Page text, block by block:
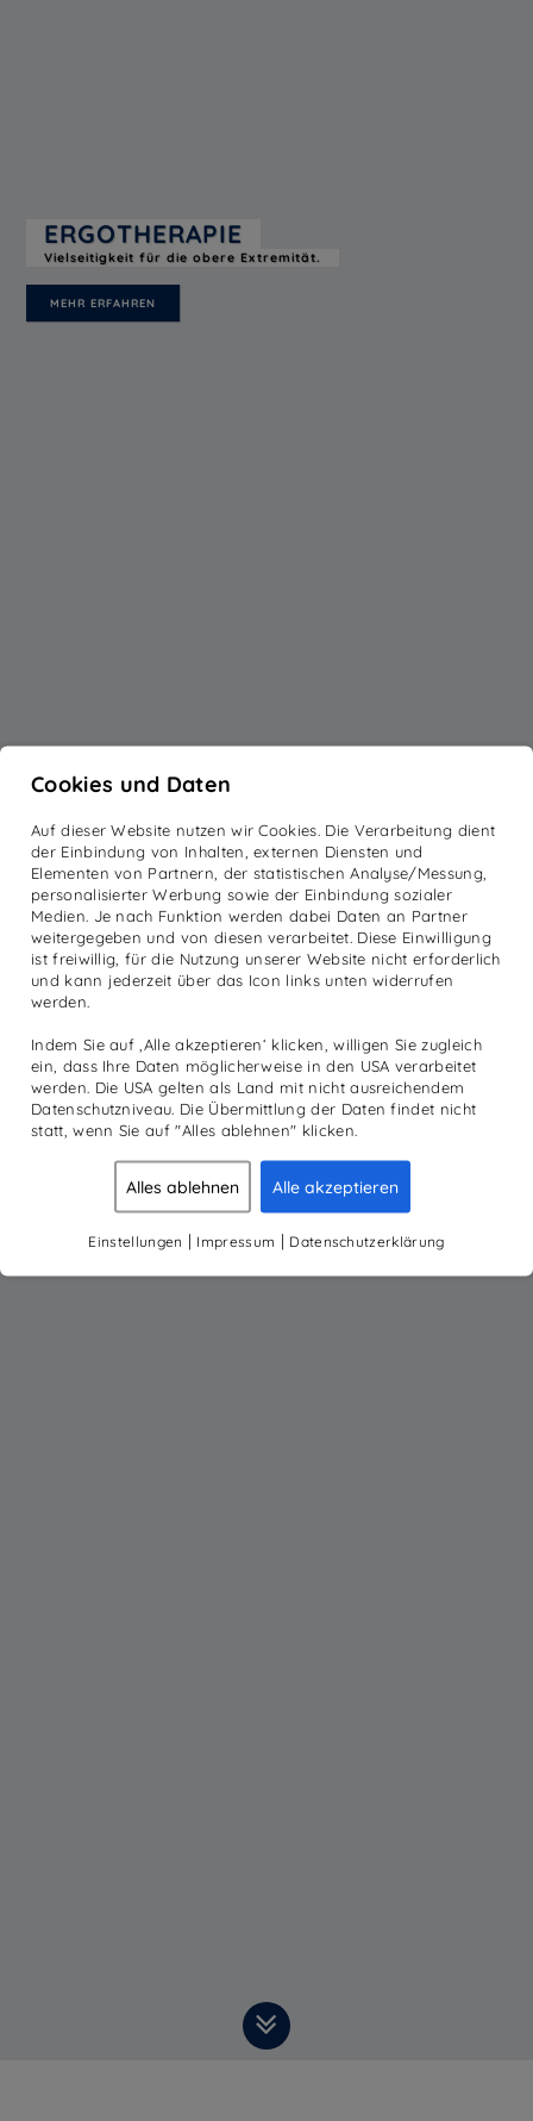
ERGOTHERAPIE
Vielseitigkeit für die obere Extremität.
MEHR ERFAHREN
Cookies und Daten
Auf dieser Website nutzen wir Cookies. Die Verarbeitung dient
der Einbindung von Inhalten, externen Diensten und
Elementen von Partnern, der statistischen Analyse/Messung,
personalisierter Werbung sowie der Einbindung sozialer
Medien. Je nach Funktion werden dabei Daten an Partner
weitergegeben und von diesen verarbeitet. Diese Einwilligung
ist freiwillig, für die Nutzung unserer Website nicht erforderlich
und kann jederzeit über das Icon links unten widerrufen
werden.
Indem Sie auf ‚Alle akzeptieren‘ klicken, willigen Sie zugleich
ein, dass Ihre Daten möglicherweise in den USA verarbeitet
werden. Die USA gelten als Land mit nicht ausreichendem
Datenschutzniveau. Die Übermittlung der Daten findet nicht
statt, wenn Sie auf "Alles ablehnen" klicken.
Alles ablehnen Alle akzeptieren
Einstellungen | Impressum | Datenschutzerklärung